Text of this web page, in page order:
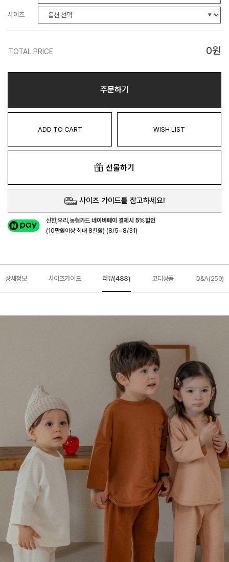
사이즈
TOTAL PRICE 0원
주문하기
ADD TO CART WISH LIST
선물하기
사이즈 가이드를 참고하세요!
신한,우리,농협카드네이버페이 결제시 5%할인
(10만원이상 최대 8천원) (8/5~8/31)
상세정보 사이즈가이드 리뷰(488) 코디상품 Q&A(250)